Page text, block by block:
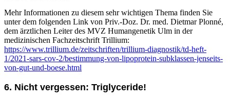
Mehr Informationen zu diesem sehr wichtigen Thema finden Sie
unter dem folgenden Link von Priv.-Doz. Dr. med. Dietmar Plonné,
dem ärztlichen Leiter des MVZ Humangenetik Ulm in der
medizinischen Fachzeitschrift Trillium:
https://www.trillium.de/zeitschriften/trillium-diagnostik/td-heft-
1/2021-sars-cov-2/bestimmung-von-lipoprotein-subklassen-jenseits-
von-gut-und-boese.html
6. Nicht vergessen: Triglyceride!